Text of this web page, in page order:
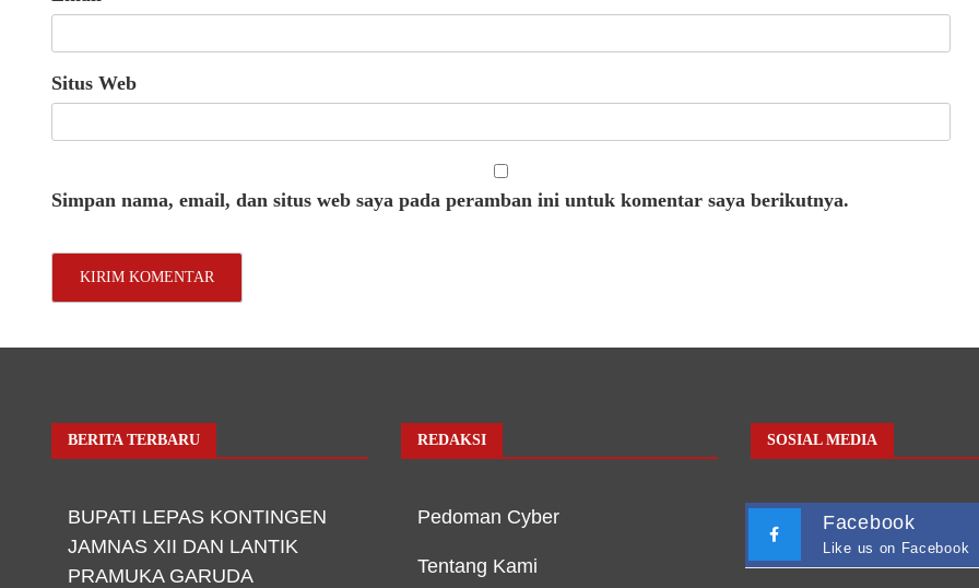
Situs Web
Simpan nama, email, dan situs web saya pada peramban ini untuk komentar saya berikutnya.
BERITA TERBARU
BUPATI LEPAS KONTINGEN
JAMNAS XII DAN LANTIK
PRAMUKA GARUDA
REDAKSI
Pedoman Cyber
Tentang Kami
SOSIAL MEDIA
Facebook
Like us on Facebook